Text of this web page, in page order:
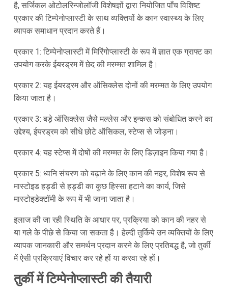
है, सर्जिकल ओटोलरिन्जोलॉजी विशेषज्ञों द्वारा नियोजित पाँच विशिष्ट
प्रकार की टिम्पेनोप्लास्टी के साथ व्यक्तियों के कान स्वास्थ्य के लिए
व्यापक समाधान प्रदान करते हैं।
प्रकार 1: टिम्पेनोप्लास्टी में मिरिंगोप्लास्टी के रूप में ज्ञात एक ग्राफ्ट का
उपयोग करके ईयरड्रम में छेद की मरम्मत शामिल है।
प्रकार 2: यह ईयरड्रम और ऑसिक्लेस दोनों की मरम्मत के लिए उपयोग
किया जाता है।
प्रकार 3: बड़े ऑसिक्लेस जैसे मल्लेस और इन्कस को संबोधित करने का
उद्देश्य, ईयरड्रम को सीधे छोटे ऑसिकल, स्टेप्स से जोड़ना।
प्रकार 4: यह स्टेप्स में दोषों की मरम्मत के लिए डिज़ाइन किया गया है।
प्रकार 5: ध्वनि संचरण को बढ़ाने के लिए कान की नहर, विशेष रूप से
मास्टोइड हड्डी से हड्डी का कुछ हिस्सा हटाने का कार्य, जिसे
मास्टोइडेक्टॉमी के रूप में भी जाना जाता है।
इलाज की जा रही स्थिति के आधार पर, प्रक्रिया को कान की नहर से
या गले के पीछे से किया जा सकता है। हेल्दी तुर्किये उन व्यक्तियों के लिए
व्यापक जानकारी और समर्थन प्रदान करने के लिए प्रतिबद्ध है, जो तुर्की
में ऐसी प्रक्रियाएं विचार कर रहे हों या करवा रहे हों।
तुर्की में टिम्पेनोप्लास्टी की तैयारी